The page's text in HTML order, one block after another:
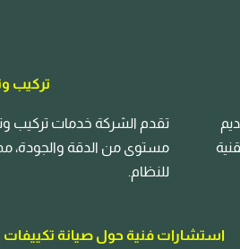
تركيب
تقدم الشركة خدمات تركيب
مستوى من الدقة والجودة،
للنظام.
استشارات فنية حول صيانة تكييفات